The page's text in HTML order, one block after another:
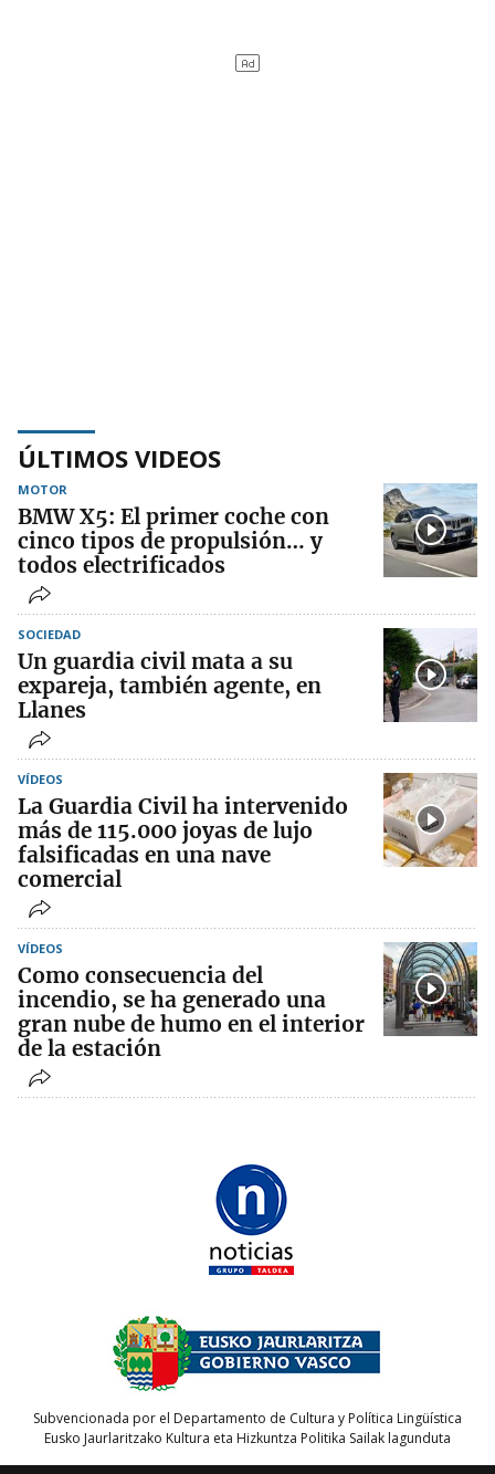
ÚLTIMOS VIDEOS
MOTOR
BMW X5: El primer coche con
cinco tipos de propulsión… y
todos electrificados
SOCIEDAD
Un guardia civil mata a su
expareja, también agente, en
Llanes
VÍDEOS
La Guardia Civil ha intervenido
más de 115.000 joyas de lujo
falsificadas en una nave
comercial
VÍDEOS
Como consecuencia del
incendio, se ha generado una
gran nube de humo en el interior
de la estación
Subvencionada por el Departamento de Cultura y Política Lingüística
Eusko Jaurlaritzako Kultura eta Hizkuntza Politika Sailak lagunduta